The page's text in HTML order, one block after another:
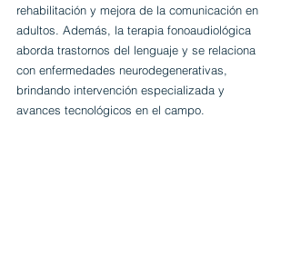
rehabilitación y mejora de la comunicación en
adultos. Además, la terapia fonoaudiológica
aborda trastornos del lenguaje y se relaciona
con enfermedades neurodegenerativas,
brindando intervención especializada y
avances tecnológicos en el campo.